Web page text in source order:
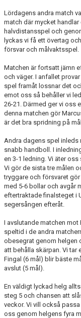
Lördagens andra match
match där mycket
halvdistansspel och
lyckas vi få ett övertag
försvar och målvaktsspel.
Matchen är fortsatt jämn
och väger. I anfallet
spel framåt lossnar det
emot oss så behåller vi
26-21. Därmed ger vi oss
denna matchen gör
är det bra spridning på
Andra dagens spel inleds
snabb handboll. I
en 3-1 ledning. Vi äter
Vi gör de sista tre målen
tryggare och försvaret
med 5-6 bollar och avgår
eftertraktade finalsteget i
segersången efteråt.
I avslutande matchen
speltid i de andra
obesegrat genom helgen
att behålla skärpan. Vi tar
Fingal (6 mål) blir bäste
avslut (5 mål).
En väldigt lyckad helg
steg 5 och chansen att
veckor. Vi vill också
oss genom helgens fyra